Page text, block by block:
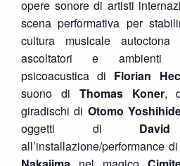
opere sonore di artisti
scena performativa per
cultura musicale
ascoltatori e ambienti
psicoacustica di Florian
suono di Thomas Koner,
giradischi di Otomo
oggetti di
all’installazione/performance di